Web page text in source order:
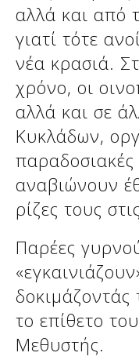
αλλά και από
γιατί τότε
νέα κρασιά.
χρόνο, οι
αλλά και σε
Κυκλάδων,
παραδοσιακές
αναβιώνουν
ρίζες τους
Παρέες
δοκιμάζοντάς
το επίθετο
Μεθυστής.